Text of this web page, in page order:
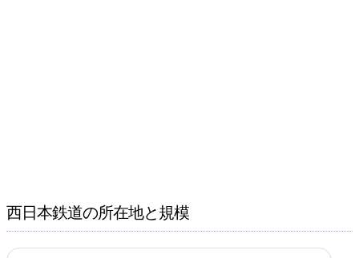
西日本鉄道の所在地と規模